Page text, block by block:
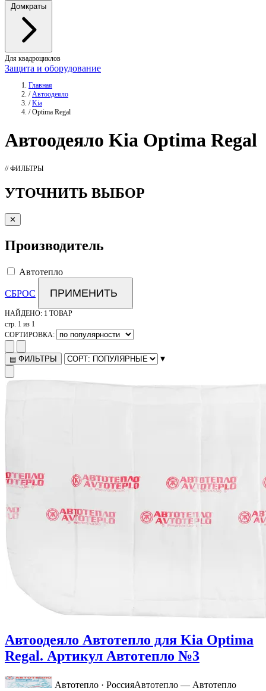
Домкраты
Для квадроциклов
Защита и оборудование
Главная
/ Автоодеяло
/ Kia
/ Optima Regal
Автоодеяло Kia Optima Regal
// ФИЛЬТРЫ
УТОЧНИТЬ ВЫБОР
✕
Производитель
Автотепло
СБРОС ПРИМЕНИТЬ
НАЙДЕНО: 1 ТОВАР
стр. 1 из 1
СОРТИРОВКА:
▤ ФИЛЬТРЫ ▾
Автоодеяло Автотепло для Kia Optima
Regal. Артикул Автотепло №3
Автотепло · РоссияАвтотепло — Автотепло